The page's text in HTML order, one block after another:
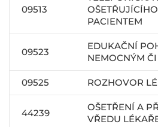
09513
PACIENTEM
09523
EDUKAČNÍ
NEMOCNÝM
09525 ROZHOVOR
44239
OŠETŘENÍ A
VŘEDU